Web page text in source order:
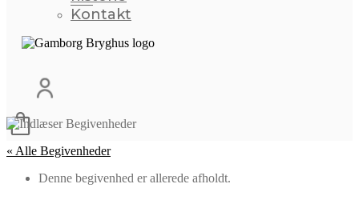
Kontakt
« Alle Begivenheder
Denne begivenhed er allerede afholdt.